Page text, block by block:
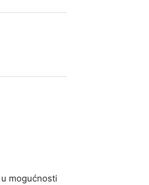
mogućnosti